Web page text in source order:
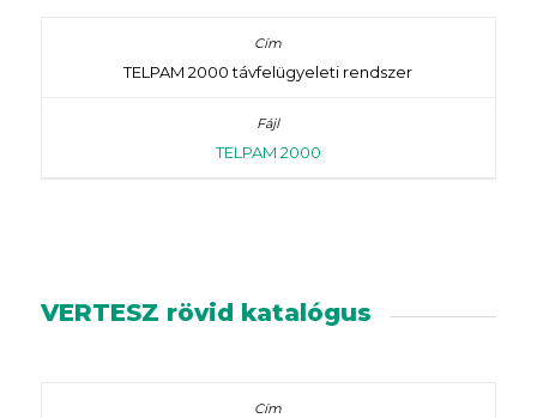
TELPAM 2000 távfelügyeleti rendszer
TELPAM 2000
VERTESZ rövid katalógus